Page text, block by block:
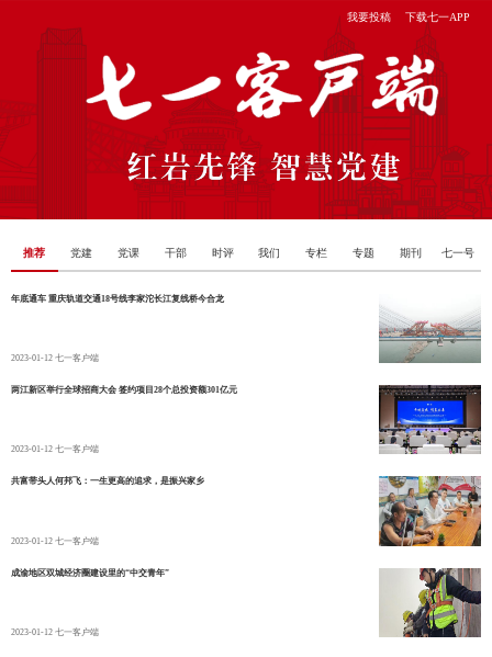
我要投稿 下载七一APP
推荐 党建 党课 干部 时评 我们 专栏 专题 期刊 七一号
年底通车 重庆轨道交通18号线李家沱长江复线桥今合龙
2023-01-12 七一客户端
两江新区举行全球招商大会 签约项目28个总投资额301亿元
2023-01-12 七一客户端
共富带头人何邦飞：一生更高的追求，是振兴家乡
2023-01-12 七一客户端
成渝地区双城经济圈建设里的“中交青年”
2023-01-12 七一客户端